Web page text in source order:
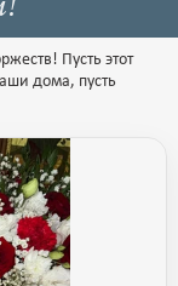
Пусть этот
дома, пусть